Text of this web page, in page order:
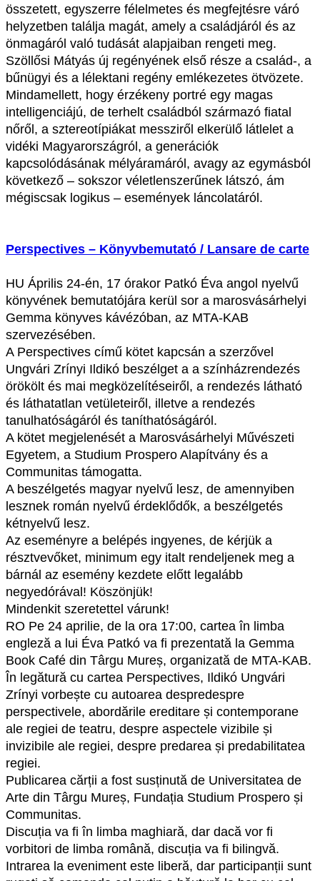
összetett, egyszerre félelmetes és megfejtésre váró
helyzetben találja magát, amely a családjáról és az
önmagáról való tudását alapjaiban rengeti meg.
Szöllősi Mátyás új regényének első része a család-, a
bűnügyi és a lélektani regény emlékezetes ötvözete.
Mindamellett, hogy érzékeny portré egy magas
intelligenciájú, de terhelt családból származó fiatal
nőről, a sztereotípiákat messziről elkerülő látlelet a
vidéki Magyarországról, a generációk
kapcsolódásának mélyáramáról, avagy az egymásból
következő – sokszor véletlenszerűnek látszó, ám
mégiscsak logikus – események láncolatáról.
Perspectives – Könyvbemutató / Lansare de carte
HU Április 24-én, 17 órakor Patkó Éva angol nyelvű
könyvének bemutatójára kerül sor a marosvásárhelyi
Gemma könyves kávézóban, az MTA-KAB
szervezésében.
A Perspectives című kötet kapcsán a szerzővel
Ungvári Zrínyi Ildikó beszélget a a színházrendezés
örökölt és mai megközelítéseiről, a rendezés látható
és láthatatlan vetületeiről, illetve a rendezés
tanulhatóságáról és taníthatóságáról.
A kötet megjelenését a Marosvásárhelyi Művészeti
Egyetem, a Studium Prospero Alapítvány és a
Communitas támogatta.
A beszélgetés magyar nyelvű lesz, de amennyiben
lesznek román nyelvű érdeklődők, a beszélgetés
kétnyelvű lesz.
Az eseményre a belépés ingyenes, de kérjük a
résztvevőket, minimum egy italt rendeljenek meg a
bárnál az esemény kezdete előtt legalább
negyedórával! Köszönjük!
Mindenkit szeretettel várunk!
RO Pe 24 aprilie, de la ora 17:00, cartea în limba
engleză a lui Éva Patkó va fi prezentată la Gemma
Book Café din Târgu Mureș, organizată de MTA-KAB.
În legătură cu cartea Perspectives, Ildikó Ungvári
Zrínyi vorbește cu autoarea despredespre
perspectivele, abordările ereditare și contemporane
ale regiei de teatru, despre aspectele vizibile și
invizibile ale regiei, despre predarea și predabilitatea
regiei.
Publicarea cărții a fost susținută de Universitatea de
Arte din Târgu Mureș, Fundația Studium Prospero și
Communitas.
Discuția va fi în limba maghiară, dar dacă vor fi
vorbitori de limba română, discuția va fi bilingvă.
Intrarea la eveniment este liberă, dar participanții sunt